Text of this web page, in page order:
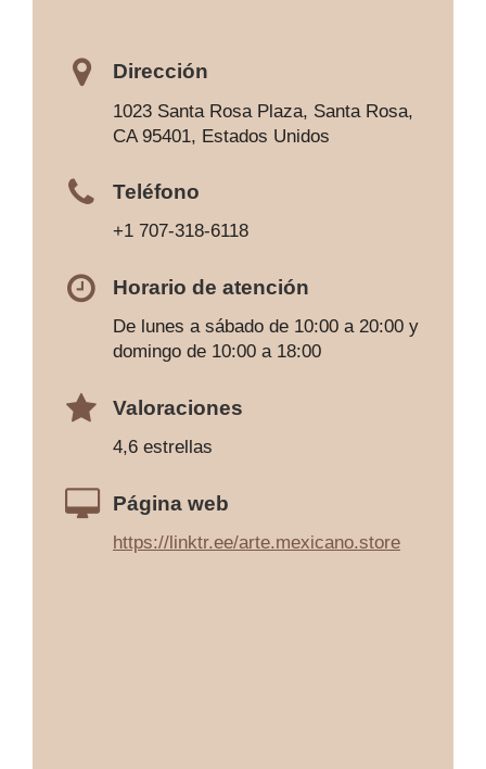
Dirección
1023 Santa Rosa Plaza, Santa Rosa,
CA 95401, Estados Unidos
Teléfono
+1 707-318-6118
Horario de atención
De lunes a sábado de 10:00 a 20:00 y
domingo de 10:00 a 18:00
Valoraciones
4,6 estrellas
Página web
https://linktr.ee/arte.mexicano.store